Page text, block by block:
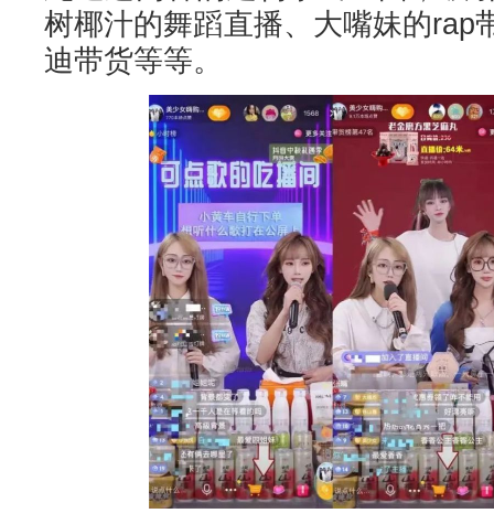
树椰汁的舞蹈直播、大嘴妹的rap
迪带货等等。